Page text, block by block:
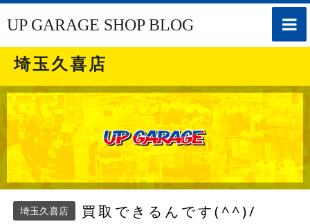
toggle
UP GARAGE SHOP BLOG
埼玉久喜店
埼玉久喜店 買取できるんです(^^)/